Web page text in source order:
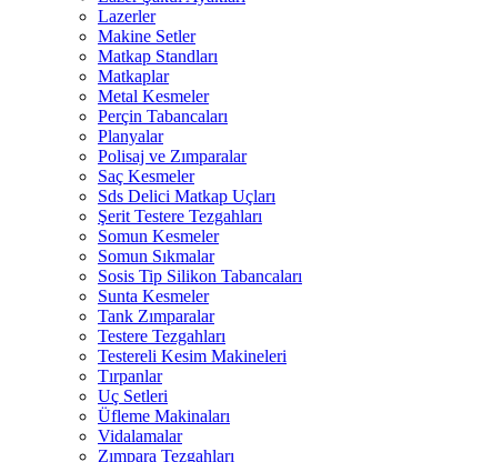
Lazerler
Makine Setler
Matkap Standları
Matkaplar
Metal Kesmeler
Perçin Tabancaları
Planyalar
Polisaj ve Zımparalar
Saç Kesmeler
Sds Delici Matkap Uçları
Şerit Testere Tezgahları
Somun Kesmeler
Somun Sıkmalar
Sosis Tip Silikon Tabancaları
Sunta Kesmeler
Tank Zımparalar
Testere Tezgahları
Testereli Kesim Makineleri
Tırpanlar
Uç Setleri
Üfleme Makinaları
Vidalamalar
Zımpara Tezgahları